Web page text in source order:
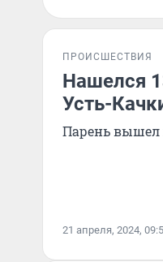
ПРОИСШЕСТВИЯ
Нашелся
Усть-
Парень вышел
21 апреля, 2024,